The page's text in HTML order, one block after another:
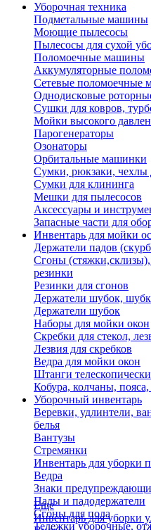
Уборочная техника
Подметальные машины
Моющие пылесосы
Пылесосы для сухой
Поломоечные машины
Аккумуляторные
Сетевые поломоечные
Однодисковые
Сушки для ковров,
Мойки высокого
Парогенераторы
Озонаторы
Орбитальные машинки
Сумки, рюкзаки, чехлы
Сумки для клининга
Мешки для пылесосов
Аксессуары и
Запасные части для
Инвентарь для мойки
Держатели падов
Сгоны
резинки
Резинки для сгонов
Держатели шубок,
Держатели шубок
Наборы для мойки окон
Скребки для стекол,
Лезвия для скребков
Ведра для мойки окон
Штанги
Кобура, колчаны,
Уборочный инвентарь
Веревки, удлинтели,
белья
Вантузы
Стремянки
Инвентарь для уборки
Ведра
Знаки
Пады и падодержатели
Сгоны для пола
Тележки уборочные,
Еще
Инвентарь для уборки